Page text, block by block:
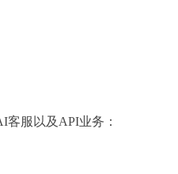
客服以及API业务：